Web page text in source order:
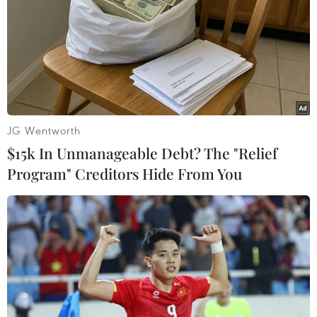
của sản phẩm sữa dê Danlait./.
(Vietnam+)
#Mạnh Cầm #Sữa dê Danlait
#Khởi kiện
JG Wentworth
$15k In Unmanageable Debt? The "Relief
Program" Creditors Hide From You